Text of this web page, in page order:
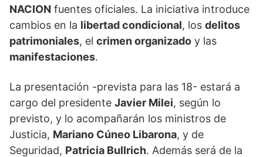
NACION fuentes oficiales. La iniciativa introduce
cambios en la libertad condicional, los delitos
patrimoniales, el crimen organizado y las
manifestaciones.
La presentación -prevista para las 18- estará a
cargo del presidente Javier Milei, según lo
previsto, y lo acompañarán los ministros de
Justicia, Mariano Cúneo Libarona, y de
Seguridad, Patricia Bullrich. Además será de la